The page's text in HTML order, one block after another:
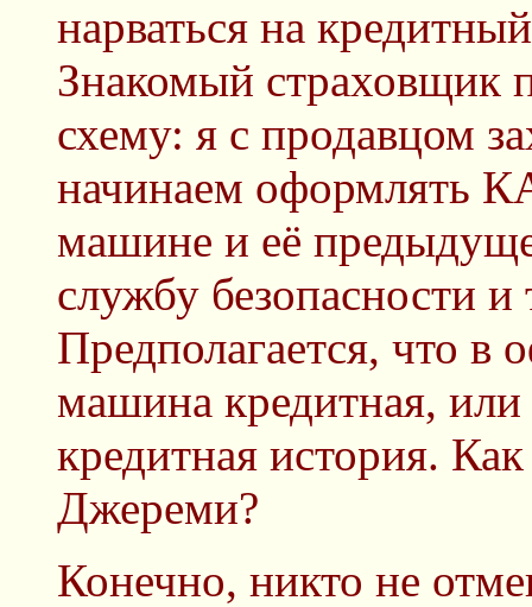
нарваться на
Знакомый страховщик
схему: я с продавцом
начинаем оформлять
машине и её
службу безопасности и
Предполагается, что в
машина кредитная, или
кредитная история.
Джереми?
Конечно, никто не